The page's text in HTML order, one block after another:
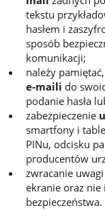
tekstu
hasłem i
sposób
komunikacji;
należy
e-maili do
podanie hasła
zabezpieczenie
smartfony i
PINu, odcisku
producentów
zwracanie
ekranie oraz nie
bezpieczeństwa.